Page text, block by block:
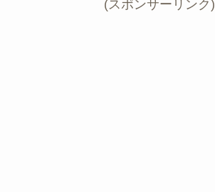
(スポンサーリンク)